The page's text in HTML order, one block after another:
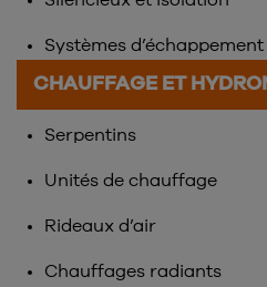
Systèmes
CHAUFFAGE ET
Serpentins
Unités de chauffage
Rideaux d’air
Chauffages radiants